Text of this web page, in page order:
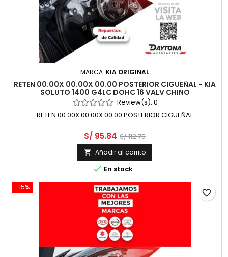
MARCA: KIA ORIGINAL
RETEN 00.00X 00.00X 00.00 POSTERIOR CIGUEÑAL - KIA
SOLUTO 1400 G4LC DOHC 16 VALV CHINO
Review(s): 0
RETEN 00.00X 00.00X 00.00 POSTERIOR CIGUEÑAL
S/ 95.84 S/ 112.75
 Añadir al carrito
 En stock
-15%
favorite_border